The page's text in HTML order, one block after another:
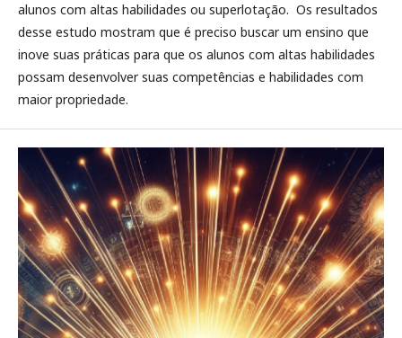
alunos com altas habilidades ou superlotação. Os resultados
desse estudo mostram que é preciso buscar um ensino que
inove suas práticas para que os alunos com altas habilidades
possam desenvolver suas competências e habilidades com
maior propriedade.